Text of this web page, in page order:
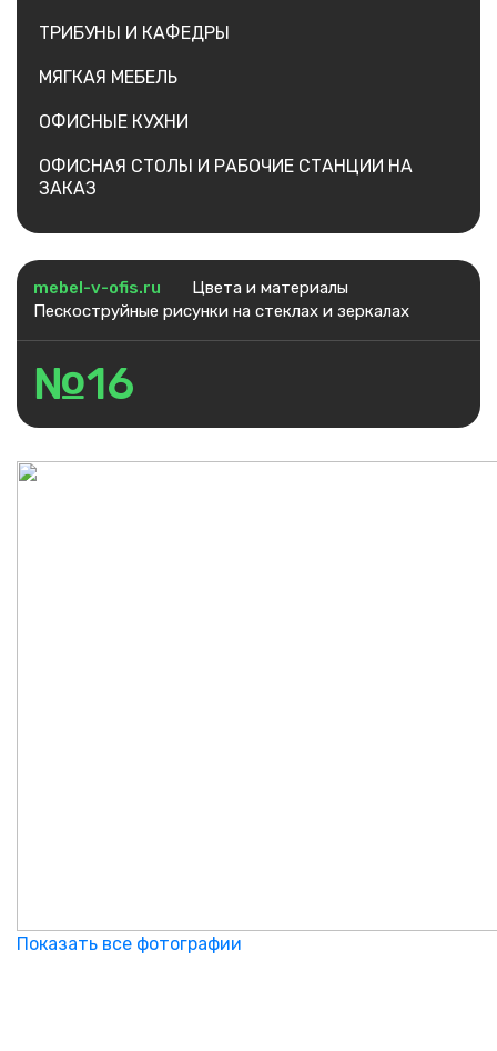
ТРИБУНЫ И КАФЕДРЫ
МЯГКАЯ МЕБЕЛЬ
ОФИСНЫЕ КУХНИ
ОФИСНАЯ СТОЛЫ И РАБОЧИЕ СТАНЦИИ НА
ЗАКАЗ
mebel-v-ofis.ru
Цвета и материалы
Пескоструйные рисунки на стеклах и зеркалах
№16
Показать все фотографии